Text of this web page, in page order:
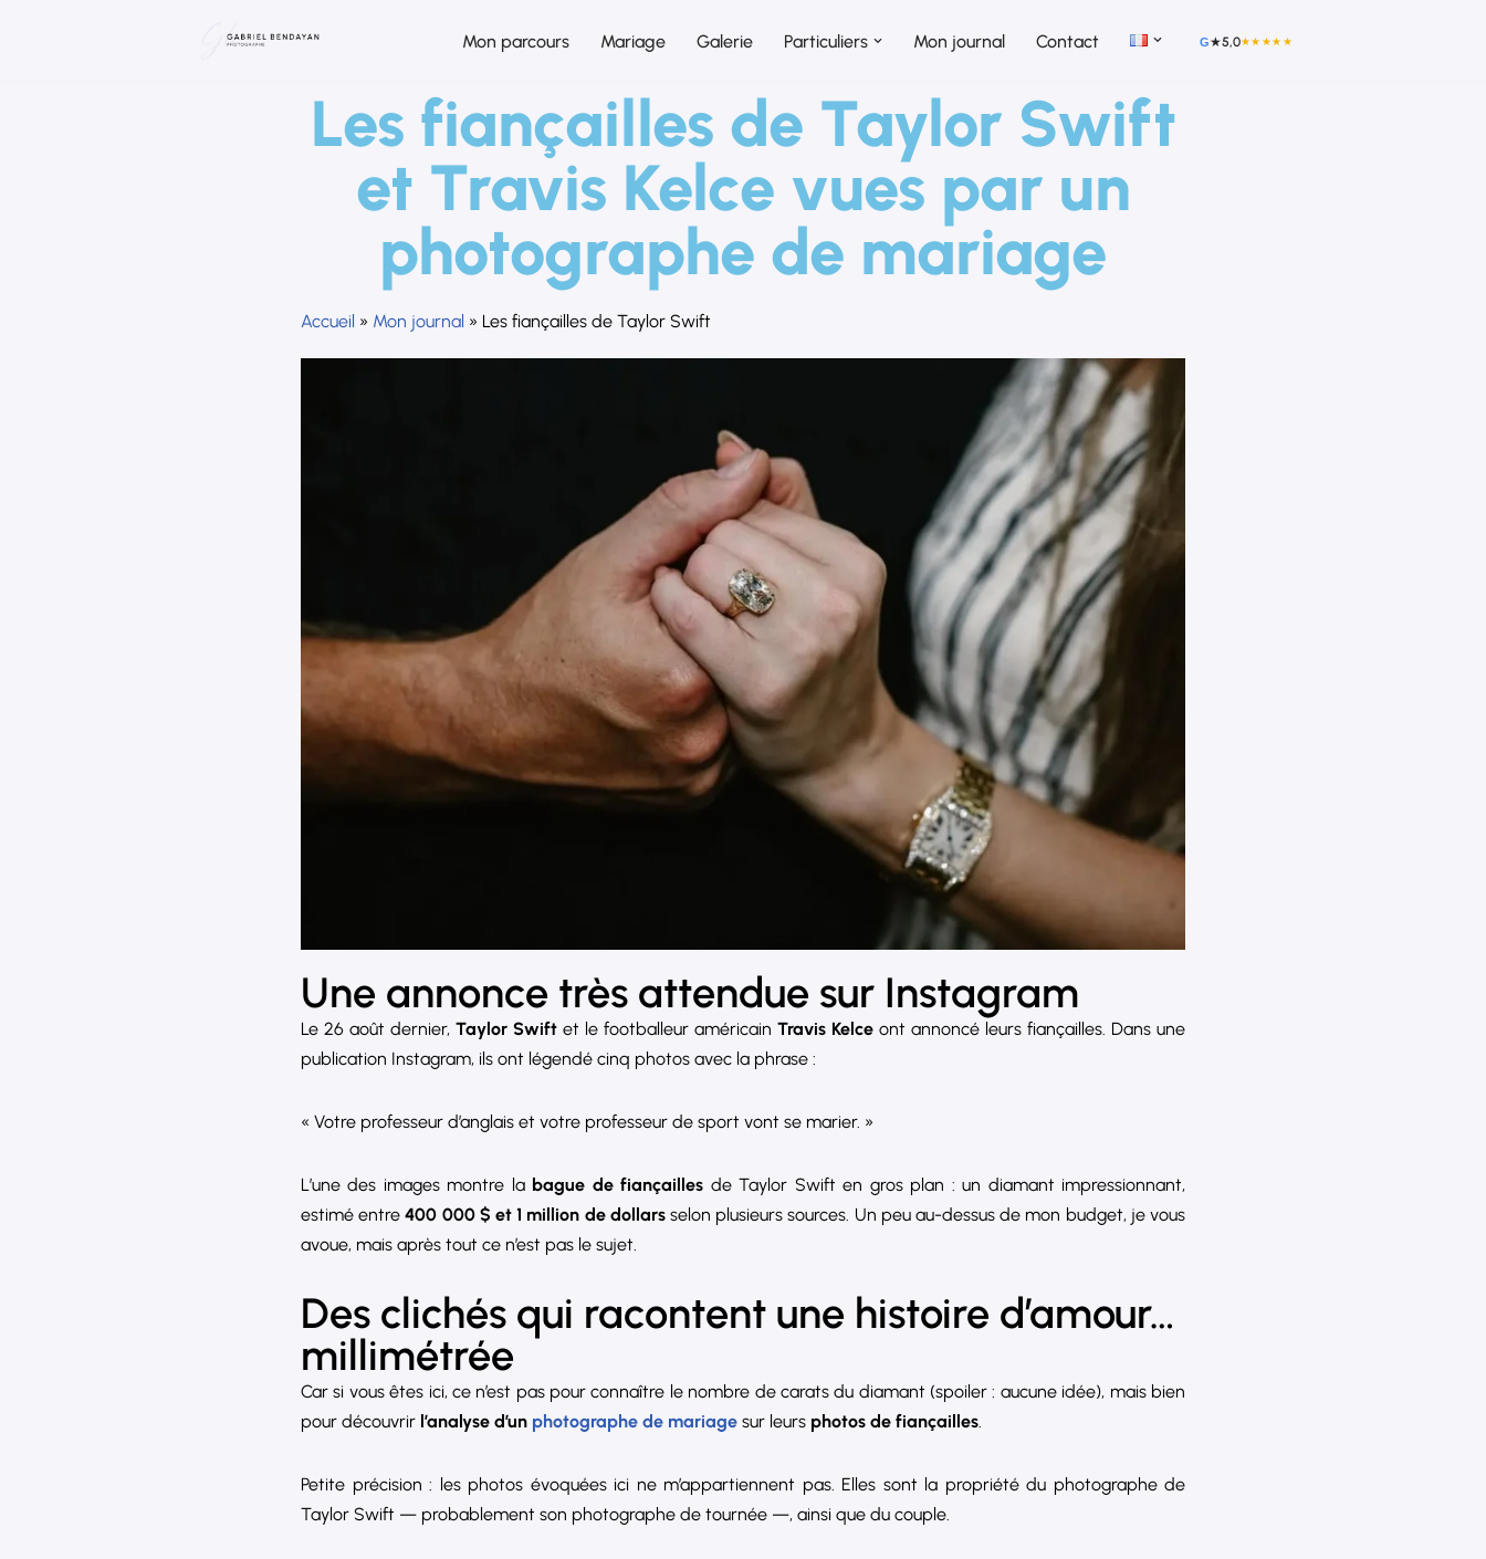
Mon parcours Mariage Galerie Particuliers Mon journal Contact G★5,0★★★★★
Les fiançailles de Taylor Swift
et Travis Kelce vues par un
photographe de mariage
Accueil » Mon journal » Les fiançailles de Taylor Swift
Une annonce très attendue sur Instagram
Le 26 août dernier, Taylor Swift et le footballeur américain Travis Kelce ont annoncé leurs fiançailles. Dans une
publication Instagram, ils ont légendé cinq photos avec la phrase :
« Votre professeur d’anglais et votre professeur de sport vont se marier. »
L’une des images montre la bague de fiançailles de Taylor Swift en gros plan : un diamant impressionnant,
estimé entre400 000 $ et 1 million de dollarsselon plusieurs sources. Un peu au-dessus de mon budget, je vous
avoue, mais après tout ce n’est pas le sujet.
Des clichés qui racontent une histoire d’amour…
millimétrée
Car si vous êtes ici, ce n’est pas pour connaître le nombre de carats du diamant (spoiler : aucune idée), mais bien
pour découvrir l’analyse d’un photographe de mariage sur leurs photos de fiançailles.
Petite précision : les photos évoquées ici ne m’appartiennent pas. Elles sont la propriété du photographe de
Taylor Swift — probablement son photographe de tournée —, ainsi que du couple.